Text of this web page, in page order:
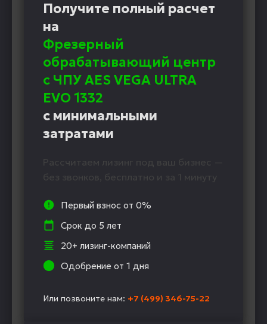
Получите полный расчет
на
Фрезерный
обрабатывающий центр
с ЧПУ AES VEGA ULTRA
EVO 1332
с минимальными
затратами
Рассчитаем лизинг под ваш бизнес —
без звонков, бесплатно и за 1 минуту
Первый взнос от 0%
Срок до 5 лет
20+ лизинг-компаний
Одобрение от 1 дня
Или позвоните нам: +7 (499) 346-75-22